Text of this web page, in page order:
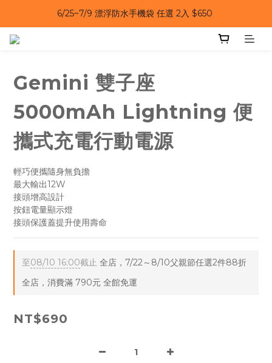
6/25~7/9｜夏日風扇 第二件 69 折
6/25~7/9｜夏日風扇 第二件 69 折
Gemini 雙子座
5000mAh Lightning 便
攜式充電行動電源
輕巧便攜隨身無負擔
最大輸出12W
接頭增高設計
按鈕電量顯示燈
接頭保護蓋提升使用壽命
至08/10 16:00截止 全店，7/22～8/10父親節任選2件88折
全店，消費滿 790元 全館免運
NT$690